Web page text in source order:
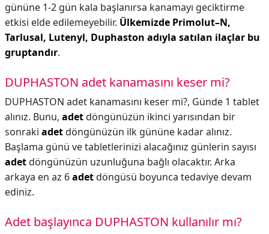
gününe 1-2 gün kala başlanırsa kanamayı geciktirme
etkisi elde edilemeyebilir. Ülkemizde Primolut–N,
Tarlusal, Lutenyl, Duphaston adıyla satılan ilaçlar bu
gruptandır.
DUPHASTON adet kanamasını keser mi?
DUPHASTON adet kanamasını keser mi?, Günde 1 tablet
alınız. Bunu, adetdöngünüzün ikinci yarısından bir
sonraki adetdöngünüzün ilk gününe kadar alınız.
Başlama günü ve tabletlerinizi alacağınız günlerin sayısı
adetdöngünüzün uzunluğuna bağlı olacaktır. Arka
arkaya en az 6adetdöngüsü boyunca tedaviye devam
ediniz.
Adet başlayınca DUPHASTON kullanılır mı?